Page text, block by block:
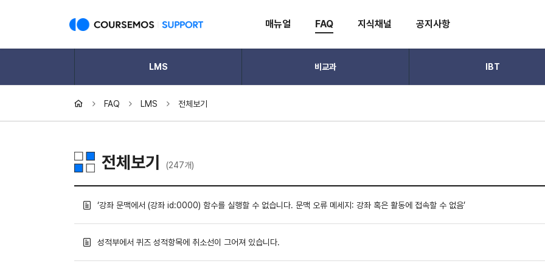
매뉴얼 FAQ 지식채널 공지사항
LMS 비교과 IBT
FAQ LMS 전체보기
전체보기 (247개)
‘강좌 문맥에서 (강좌 id:0000) 함수를 실행할 수 없습니다. 문맥 오류 메세지: 강좌 혹은 활동에 접속할 수 없음’
성적부에서 퀴즈 성적항목에 취소선이 그어져 있습니다.